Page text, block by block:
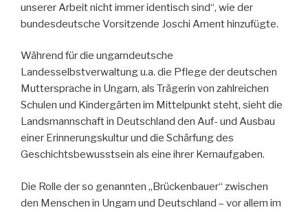
unserer Arbeit nicht immer identisch sind“, wie der
bundesdeutsche Vorsitzende Joschi Ament hinzufügte.
Während für die ungarndeutsche
Landesselbstverwaltung u.a. die Pflege der deutschen
Muttersprache in Ungarn, als Trägerin von zahlreichen
Schulen und Kindergärten im Mittelpunkt steht, sieht die
Landsmannschaft in Deutschland den Auf- und Ausbau
einer Erinnerungskultur und die Schärfung des
Geschichtsbewusstsein als eine ihrer Kernaufgaben.
Die Rolle der so genannten „Brückenbauer“ zwischen
den Menschen in Ungarn und Deutschland – vor allem im